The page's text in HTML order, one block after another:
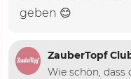
geben 😊
ZauberTopf
Wie schön, dass